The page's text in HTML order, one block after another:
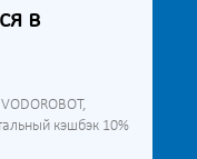
в
кэшбэк 10%